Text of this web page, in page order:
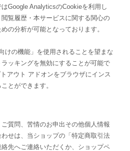
Google AnalyticsのCookieを利用し
覧履歴・本サービスに関する関心の
の分析が可能となっております。
けの機能」を使用されることを望まな
ッキングを無効にすることが可能で
アウト アドオンをブラウザにインス
とができます。
質問、苦情のお申出その他個人情報
せは、当ショップの「特定商取引法
先へご連絡いただくか、ショップペ